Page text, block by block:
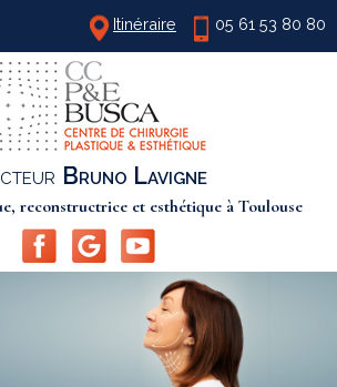
05 61 53 80 80
Itinéraire
Bruno Lavigne
reconstructrice et esthétique à Toulouse